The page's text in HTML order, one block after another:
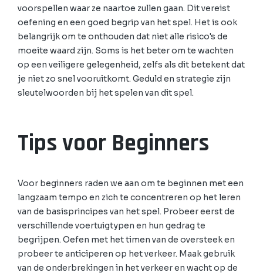
voorspellen waar ze naartoe zullen gaan. Dit vereist
oefening en een goed begrip van het spel. Het is ook
belangrijk om te onthouden dat niet alle risico's de
moeite waard zijn. Soms is het beter om te wachten
op een veiligere gelegenheid, zelfs als dit betekent dat
je niet zo snel vooruitkomt. Geduld en strategie zijn
sleutelwoorden bij het spelen van dit spel.
Tips voor Beginners
Voor beginners raden we aan om te beginnen met een
langzaam tempo en zich te concentreren op het leren
van de basisprincipes van het spel. Probeer eerst de
verschillende voertuigtypen en hun gedrag te
begrijpen. Oefen met het timen van de oversteek en
probeer te anticiperen op het verkeer. Maak gebruik
van de onderbrekingen in het verkeer en wacht op de